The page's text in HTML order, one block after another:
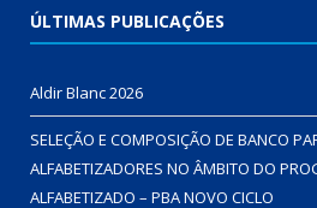
ÚLTIMAS PUBLICAÇÕES
Aldir Blanc 2026
SELEÇÃO E COMPOSIÇÃO DE BANCO
ALFABETIZADORES NO ÂMBITO DO
ALFABETIZADO – PBA NOVO CICLO